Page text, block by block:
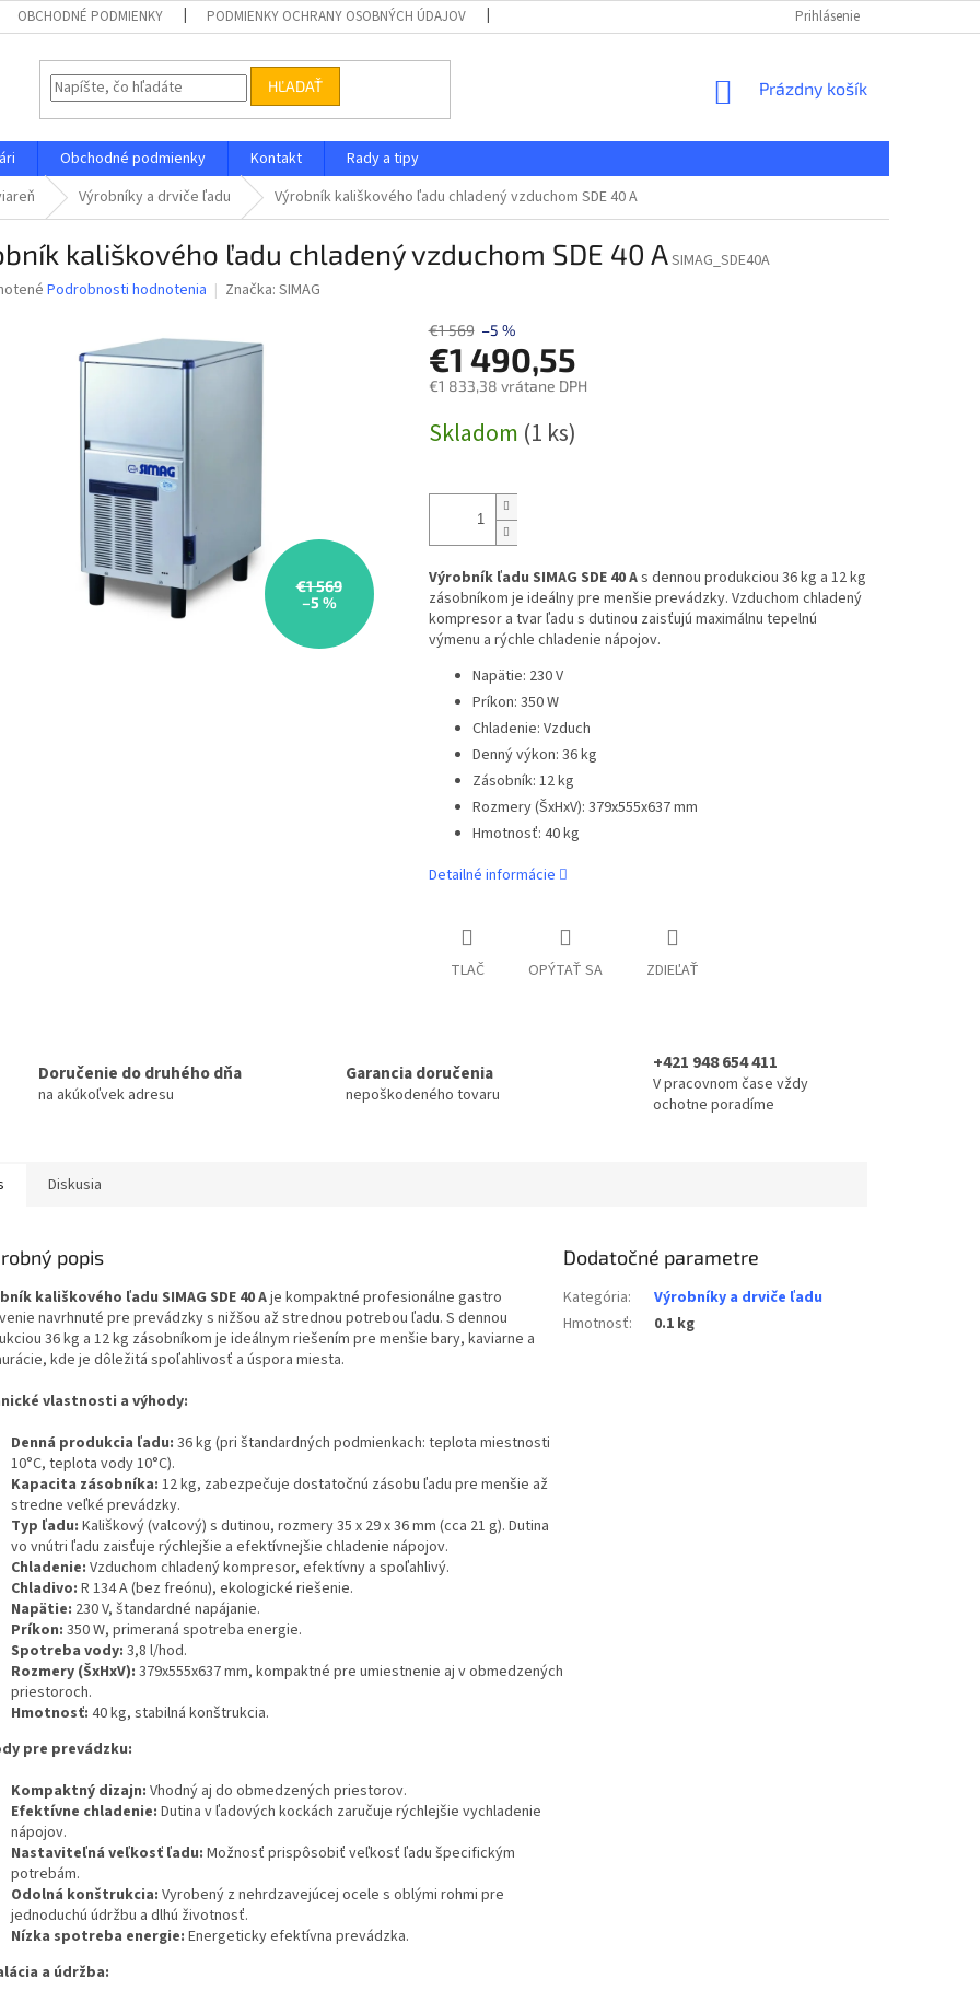
OBCHODNÉ PODMIENKY PODMIENKY OCHRANY OSOBNÝCH ÚDAJOV DOPRAVA A PLATBA
Prihlásenie
HĽADAŤ
NÁKUPNÝ
Prázdny košík
Obchodné podmienky Kontakt
Rady a tipy
Výrobníky a drviče ľadu Výrobník kališkového ľadu chladený vzduchom SDE 40 A
kališkového ľadu chladený vzduchom SDE 40 ASIMAG_SDE40A
Podrobnosti hodnotenia Značka: SIMAG
€1 569
–5 %
€1 569 –5 %
€1 490,55
€1 833,38 vrátane DPH
cena:
Skladom (1 ks)
Výrobník ľadu SIMAG SDE 40 As dennou produkciou 36 kg a 12 kg
zásobníkom je ideálny pre menšie prevádzky. Vzduchom chladený
kompresor a tvar ľadu s dutinou zaisťujú maximálnu tepelnú
výmenu a rýchle chladenie nápojov.
Napätie: 230 V
Príkon: 350 W
Chladenie: Vzduch
Denný výkon: 36 kg
Zásobník: 12 kg
Rozmery (ŠxHxV): 379x555x637 mm
Hmotnosť: 40 kg
Detailné informácie
TLAČ OPÝTAŤ SA ZDIEĽAŤ
Doručenie do druhého dňa
na akúkoľvek adresu
Garancia doručenia
nepoškodeného tovaru
+421 948 654 411
V pracovnom čase vždy
ochotne poradíme
Diskusia
popis
kališkového ľadu SIMAG SDE 40 Aje kompaktné profesionálne gastro
navrhnuté pre prevádzky s nižšou až strednou potrebou ľadu. S dennou
36 kg a 12 kg zásobníkom je ideálnym riešením pre menšie bary, kaviarne a
kde je dôležitá spoľahlivosť a úspora miesta.
vlastnosti a výhody:
Denná produkcia ľadu: 36 kg (pri štandardných podmienkach: teplota miestnosti
10°C, teplota vody 10°C).
Kapacita zásobníka: 12 kg, zabezpečuje dostatočnú zásobu ľadu pre menšie až
stredne veľké prevádzky.
Typ ľadu: Kališkový (valcový) s dutinou, rozmery 35 x 29 x 36 mm (cca 21 g). Dutina
vo vnútri ľadu zaisťuje rýchlejšie a efektívnejšie chladenie nápojov.
Chladenie: Vzduchom chladený kompresor, efektívny a spoľahlivý.
Chladivo: R 134 A (bez freónu), ekologické riešenie.
Napätie: 230 V, štandardné napájanie.
Príkon: 350 W, primeraná spotreba energie.
Spotreba vody: 3,8 l/hod.
Rozmery (ŠxHxV): 379x555x637 mm, kompaktné pre umiestnenie aj v obmedzených
priestoroch.
Hmotnosť: 40 kg, stabilná konštrukcia.
pre prevádzku:
Kompaktný dizajn: Vhodný aj do obmedzených priestorov.
Efektívne chladenie: Dutina v ľadových kockách zaručuje rýchlejšie vychladenie
nápojov.
Nastaviteľná veľkosť ľadu: Možnosť prispôsobiť veľkosť ľadu špecifickým
potrebám.
Odolná konštrukcia: Vyrobený z nehrdzavejúcej ocele s oblými rohmi pre
jednoduchú údržbu a dlhú životnosť.
Nízka spotreba energie: Energeticky efektívna prevádzka.
a údržba:
Dodatočné parametre
Kategória:
Výrobníky a drviče ľadu
Hmotnosť: 0.1 kg